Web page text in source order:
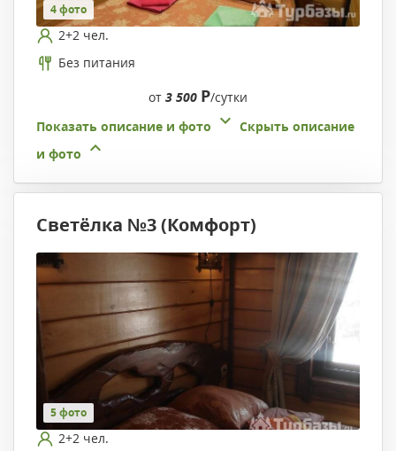
4 фото
2+2 чел.
Без питания
от 3 500 Р/сутки
Показать описание и фото
Скрыть описание
и фото
Светёлка №3 (Комфорт)
5 фото
2+2 чел.